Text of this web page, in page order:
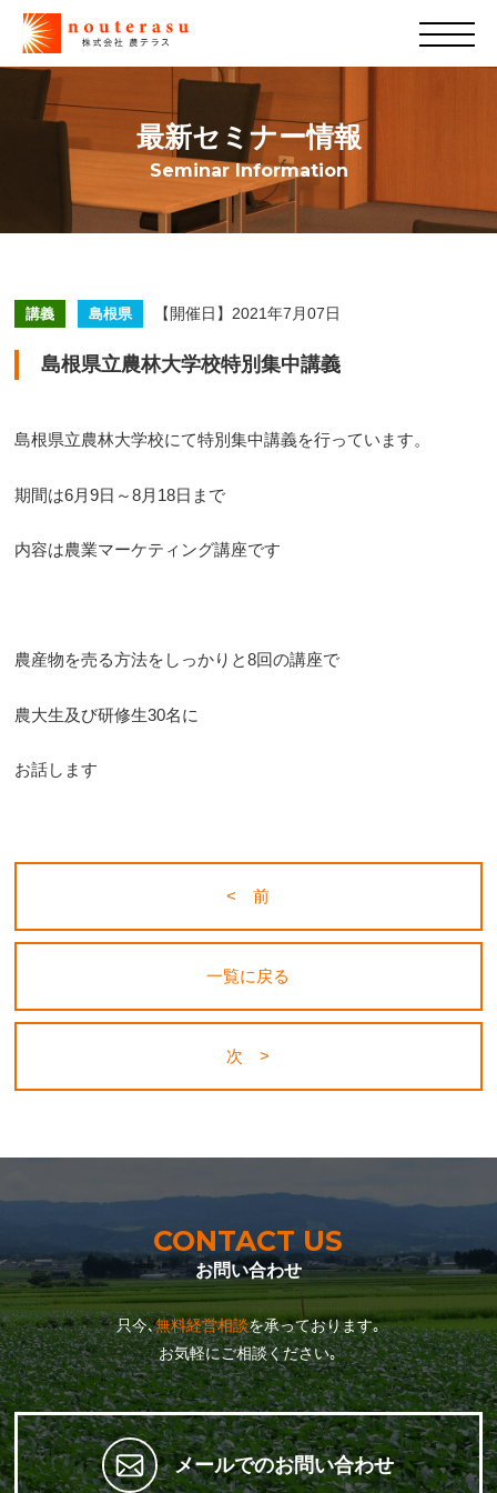
最新セミナー情報
Seminar Information
講義 島根県 【開催日】2021年7月07日
島根県立農林大学校特別集中講義
島根県立農林大学校にて特別集中講義を行っています。
期間は6月9日～8月18日まで
内容は農業マーケティング講座です
農産物を売る方法をしっかりと8回の講座で
農大生及び研修生30名に
お話します
< 前
一覧に戻る
次 >
CONTACT US
お問い合わせ
只今､無料経営相談を承っております｡
お気軽にご相談ください｡
メールでのお問い合わせ